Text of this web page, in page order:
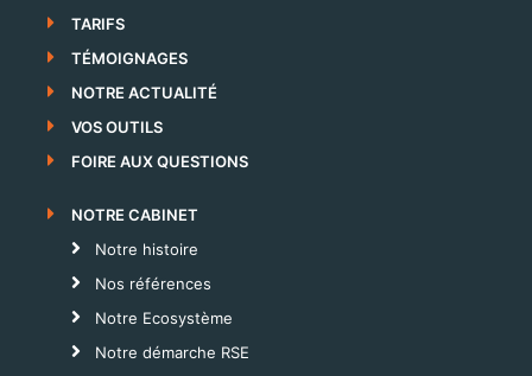
TARIFS
TÉMOIGNAGES
NOTRE ACTUALITÉ
VOS OUTILS
FOIRE AUX QUESTIONS
NOTRE CABINET
Notre histoire
Nos références
Notre Ecosystème
Notre démarche RSE